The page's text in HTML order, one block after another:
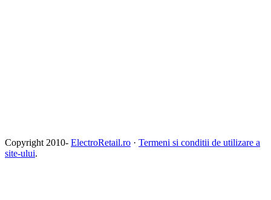
Copyright 2010- ElectroRetail.ro · Termeni si conditii de utilizare a
site-ului.